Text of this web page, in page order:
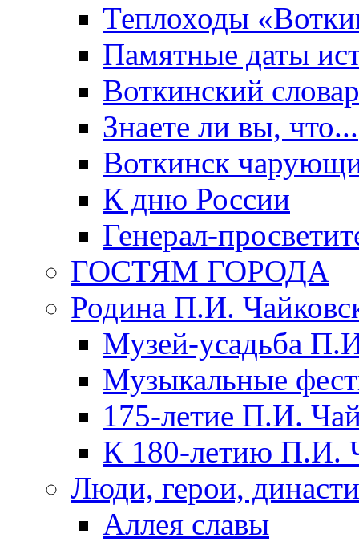
Теплоходы
Памятные даты
Воткинский
Знаете ли вы, что...
Воткинск
К дню России
Генерал-
ГОСТЯМ ГОРОДА
Родина П.И.
Музей-усадьба
Музыкальные
175-летие П.И.
К 180-летию П.И.
Люди, герои,
Аллея славы